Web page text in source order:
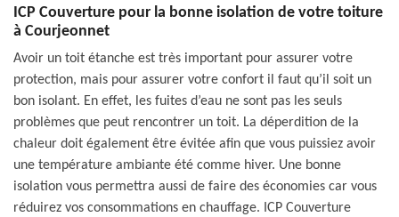
ICP Couverture pour la bonne isolation de votre toiture
à Courjeonnet
Avoir un toit étanche est très important pour assurer votre
protection, mais pour assurer votre confort il faut qu’il soit un
bon isolant. En effet, les fuites d’eau ne sont pas les seuls
problèmes que peut rencontrer un toit. La déperdition de la
chaleur doit également être évitée afin que vous puissiez avoir
une température ambiante été comme hiver. Une bonne
isolation vous permettra aussi de faire des économies car vous
réduirez vos consommations en chauffage. ICP Couverture